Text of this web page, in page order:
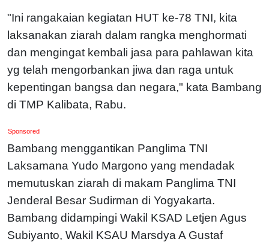
"Ini rangakaian kegiatan HUT ke-78 TNI, kita
laksanakan ziarah dalam rangka menghormati
dan mengingat kembali jasa para pahlawan kita
yg telah mengorbankan jiwa dan raga untuk
kepentingan bangsa dan negara," kata Bambang
di TMP Kalibata, Rabu.
Sponsored
Bambang menggantikan Panglima TNI
Laksamana Yudo Margono yang mendadak
memutuskan ziarah di makam Panglima TNI
Jenderal Besar Sudirman di Yogyakarta.
Bambang didampingi Wakil KSAD Letjen Agus
Subiyanto, Wakil KSAU Marsdya A Gustaf